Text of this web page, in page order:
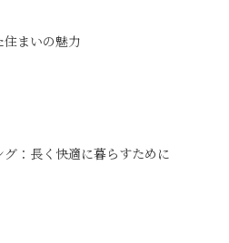
まいの魅力
：長く快適に暮らすために